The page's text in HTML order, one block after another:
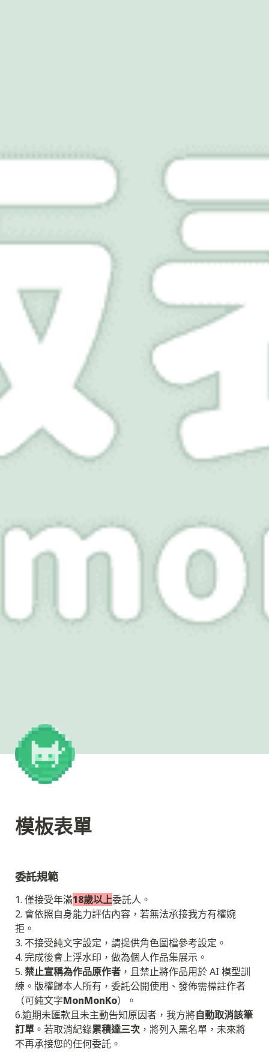
委託規範
1. 僅接受年滿18歲以上委託人。
2. 會依照自身能力評估內容，若無法承接我方有權婉
拒。
3. 不接受純文字設定，請提供角色圖檔參考設定。
4. 完成後會上浮水印，做為個人作品集展示。
5. 禁止宣稱為作品原作者 ，且禁止將作品用於 AI 模型訓
練。版權歸本人所有，委託公開使用、發佈需標註作者
（可純文字MonMonKo）。
6.逾期未匯款且未主動告知原因者，我方將自動取消該筆
訂單 。若取消紀錄累積達三次 ，將列入黑名單，未來將